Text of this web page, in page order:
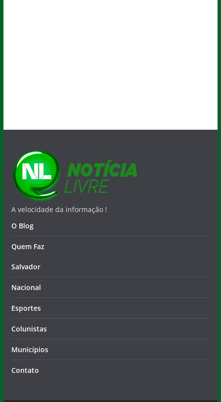
A velocidade da informação !
O Blog
Quem Faz
Salvador
Nacional
Esportes
Colunistas
Municípios
Contato